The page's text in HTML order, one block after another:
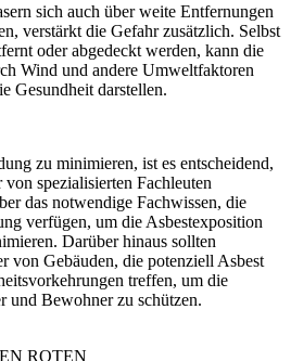
sich auch über weite Entfernungen
verstärkt die Gefahr zusätzlich. Selbst
oder abgedeckt werden, kann die
Wind und andere Umweltfaktoren
Gesundheit darstellen.
zu minimieren, ist es entscheidend,
von spezialisierten Fachleuten
das notwendige Fachwissen, die
verfügen, um die Asbestexposition
Darüber hinaus sollten
von Gebäuden, die potenziell Asbest
treffen, um die
und Bewohner zu schützen.